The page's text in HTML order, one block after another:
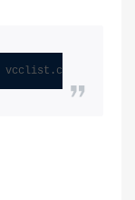
vcclist.com